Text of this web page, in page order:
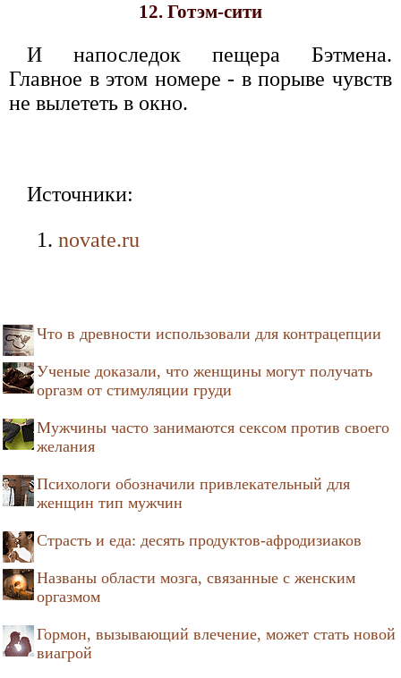
12. Готэм-сити
И напоследок пещера Бэтмена.
Главное в этом номере - в порыве чувств
не вылететь в окно.
Источники:
novate.ru
Что в древности использовали для контрацепции
Ученые доказали, что женщины могут получать
оргазм от стимуляции груди
Мужчины часто занимаются сексом против своего
желания
Психологи обозначили привлекательный для
женщин тип мужчин
Страсть и еда: десять продуктов-афродизиаков
Названы области мозга, связанные с женским
оргазмом
Гормон, вызывающий влечение, может стать новой
виагрой